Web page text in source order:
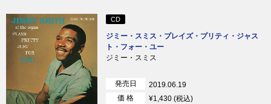
CD
ジミー・スミス・プレイズ・プリティ・ジャス
ト・フォー・ユー
ジミー・スミス
発売日
2019.06.19
価 格
¥1,430 (税込)